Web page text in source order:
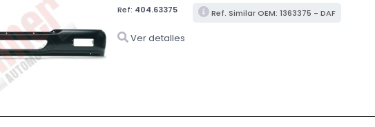
Ref: 404.63375 Ref. Similar OEM: 1363375 - DAF
Ver detalles